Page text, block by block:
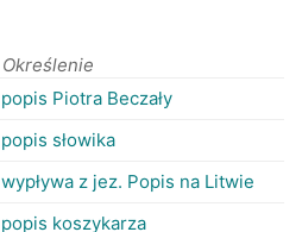
Określenie
popis Piotra Beczały
popis słowika
wypływa z jez. Popis na Litwie
popis koszykarza